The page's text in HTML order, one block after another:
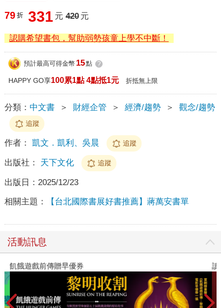
79 折 331 元 420 元
認購希望書包，幫助弱勢孩童上學不中斷！
預計最高可得金幣 15點 ?
HAPPY GO享100累1點 4點抵1元 折抵無上限
分類： 中文書 ＞ 財經企管 ＞ 經濟/趨勢 ＞ 觀念/趨勢
追蹤
作者： 凱文．凱利、吳晨 追蹤
出版社： 天下文化 追蹤
出版日： 2025/12/23
相關主題： 【台北國際書展好書推薦】蔣萬安書單
活動訊息
飢餓遊戲前傳贈早優券 讀